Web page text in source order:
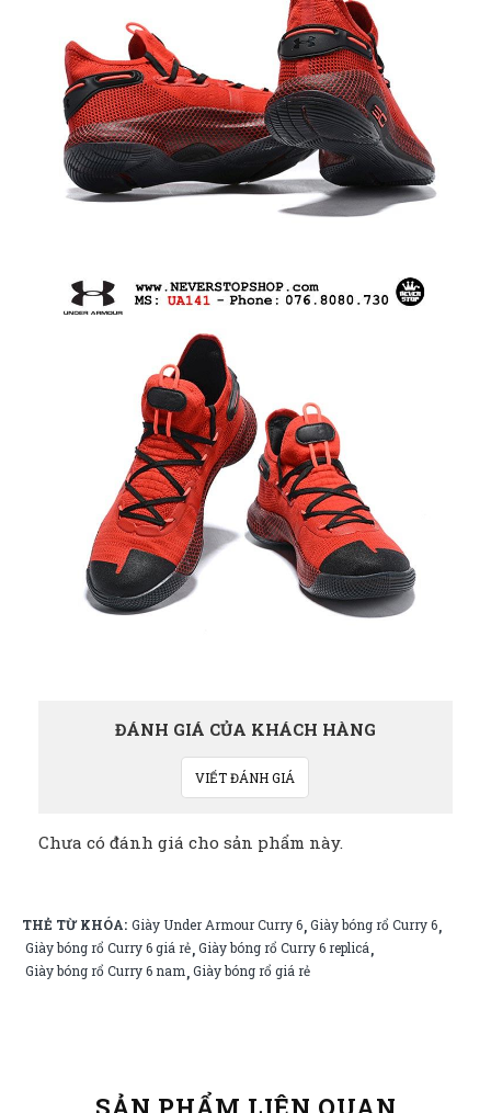
ĐÁNH GIÁ CỦA KHÁCH HÀNG
VIẾT ĐÁNH GIÁ
Chưa có đánh giá cho sản phẩm này.
THẺ TỪ KHÓA: Giày Under Armour Curry 6,Giày bóng rổ Curry 6,
Giày bóng rổ Curry 6 giá rẻ,Giày bóng rổ Curry 6 replicá,
Giày bóng rổ Curry 6 nam,Giày bóng rổ giá rẻ